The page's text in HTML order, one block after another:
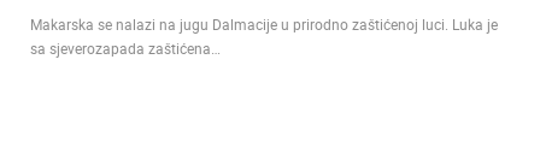
Makarska se nalazi na jugu Dalmacije u prirodno zaštićenoj luci. Luka je
sa sjeverozapada zaštićena…